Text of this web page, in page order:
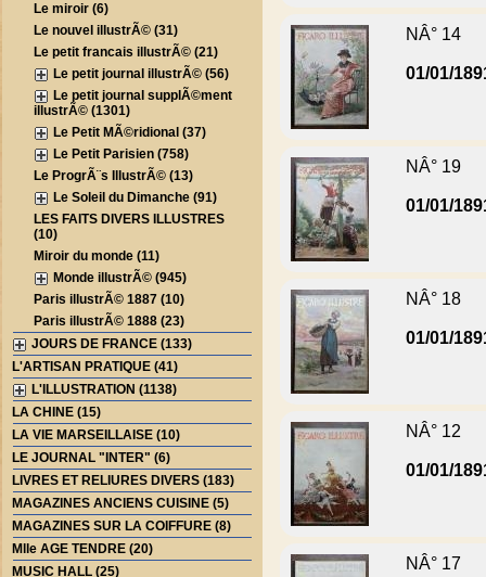
Le miroir (6)
Le nouvel illustrÃ© (31)
Le petit francais illustrÃ© (21)
Le petit journal illustrÃ© (56)
Le petit journal supplÃ©ment
illustrÃ© (1301)
Le Petit MÃ©ridional (37)
Le Petit Parisien (758)
Le ProgrÃ¨s IllustrÃ© (13)
Le Soleil du Dimanche (91)
LES FAITS DIVERS ILLUSTRES
(10)
Miroir du monde (11)
Monde illustrÃ© (945)
Paris illustrÃ© 1887 (10)
Paris illustrÃ© 1888 (23)
JOURS DE FRANCE (133)
L'ARTISAN PRATIQUE (41)
L'ILLUSTRATION (1138)
LA CHINE (15)
LA VIE MARSEILLAISE (10)
LE JOURNAL "INTER" (6)
LIVRES ET RELIURES DIVERS (183)
MAGAZINES ANCIENS CUISINE (5)
MAGAZINES SUR LA COIFFURE (8)
Mlle AGE TENDRE (20)
MUSIC HALL (25)
NÂ° 14
01/01/
NÂ° 19
01/01/
NÂ° 18
01/01/
NÂ° 12
01/01/
NÂ° 17